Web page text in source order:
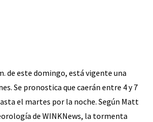
de este domingo, está vigente una
Se pronostica que caerán entre 4 y 7
el martes por la noche. Según Matt
de WINKNews, la tormenta